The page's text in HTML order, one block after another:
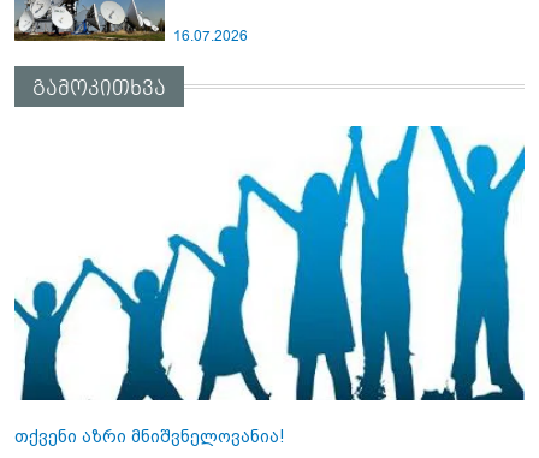
16.07.2026
გამოკითხვა
თქვენი აზრი მნიშვნელოვანია!